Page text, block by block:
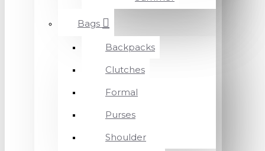
Bags
Backpacks
Clutches
Formal
Purses
Shoulder